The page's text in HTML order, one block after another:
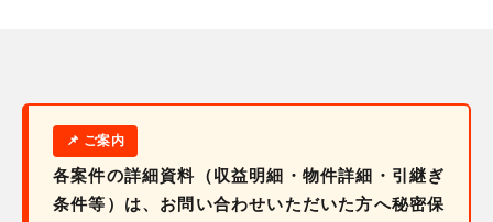
各案件の詳細資料（収益明細・物件詳細・引継ぎ
条件等）は、お問い合わせいただいた方へ秘密保